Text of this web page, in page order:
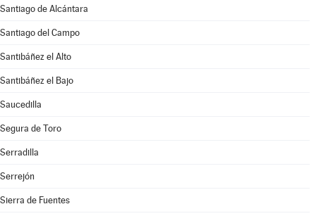
Santiago de Alcántara
Santiago del Campo
Santibáñez el Alto
Santibáñez el Bajo
Saucedilla
Segura de Toro
Serradilla
Serrejón
Sierra de Fuentes